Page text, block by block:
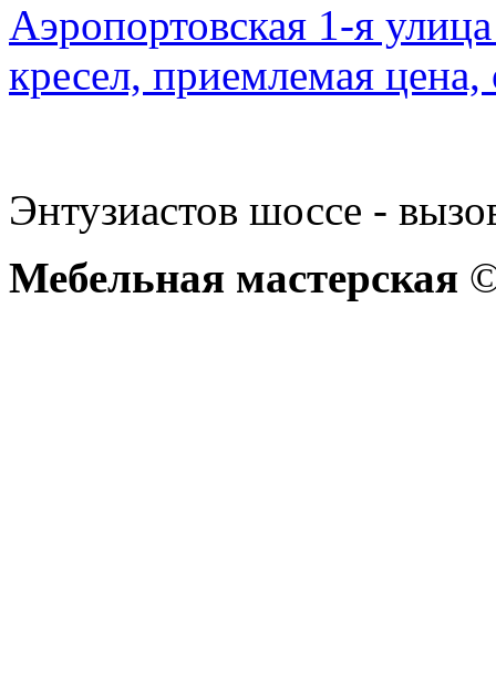
Аэропортовская 1-я
кресел, приемлемая
Энтузиастов шоссе -
Мебельная мастерская